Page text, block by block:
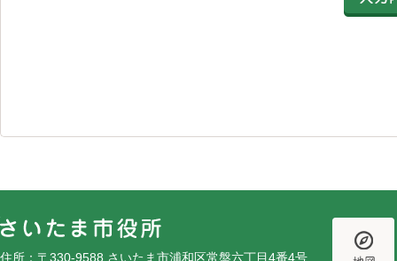
住所：〒330-9588 さいたま市浦和区常盤六丁目4番4号